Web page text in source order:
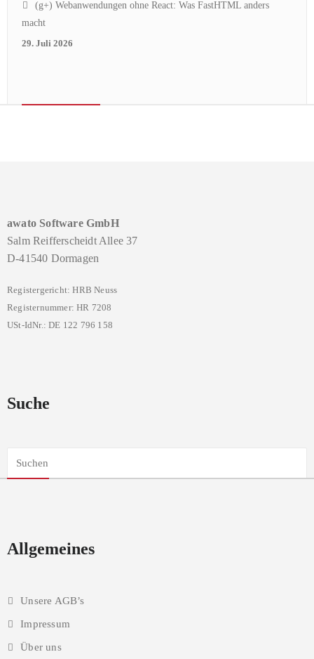
(g+) Webanwendungen ohne React: Was FastHTML anders
macht
29. Juli 2026
awato Software GmbH
Salm Reifferscheidt Allee 37
D-41540 Dormagen
Registergericht: HRB Neuss
Registernummer: HR 7208
USt-IdNr.: DE 122 796 158
Suche
Allgemeines
Unsere AGB’s
Impressum
Über uns